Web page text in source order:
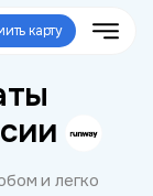
карту
и легко